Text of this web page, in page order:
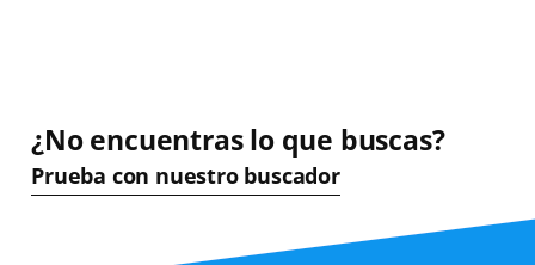
¿No encuentras lo que buscas?
Prueba con nuestro buscador